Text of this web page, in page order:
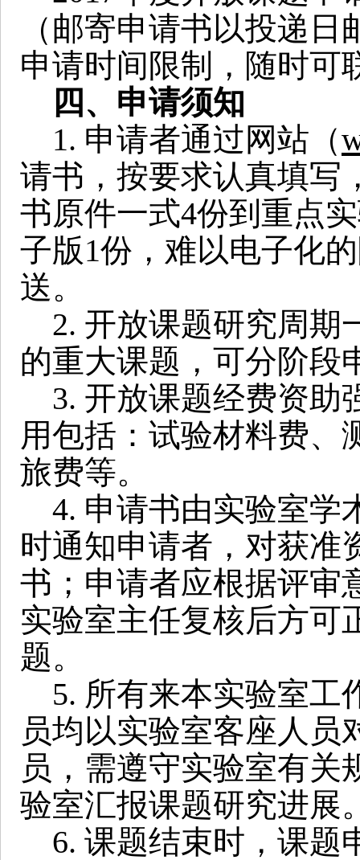
（邮寄申请书以投递
申请时间限制，随时可
四、申请须知
1. 申请者通过网站（
请书，按要求认真填写
书原件一式4份到重点
子版1份，难以电子化
送。
2. 开放课题研究周期
的重大课题，可分阶段
3. 开放课题经费资助
用包括：试验材料费、
旅费等。
4. 申请书由实验室学
时通知申请者，对获准
书；申请者应根据评审
实验室主任复核后方可
题。
5. 所有来本实验室工
员均以实验室客座人员
员，需遵守实验室有关
验室汇报课题研究进展
6. 课题结束时，课题